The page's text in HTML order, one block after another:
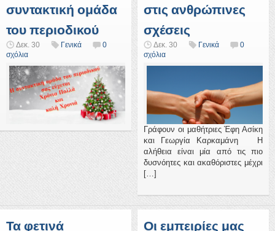
συντακτική ομάδα
του περιοδικού
Δεκ. 30 Γενικά
0
σχόλια
στις ανθρώπινες
σχέσεις
Δεκ. 30 Γενικά
0
σχόλια
Γράφουν οι μαθήτριες Έφη Ασίκη
και Γεωργία Καρκαμάνη Η
αλήθεια είναι μία από τις πιο
δυσνόητες και ακαθόριστες μέχρι
[…]
Τα φετινά
Οι εμπειρίες μας